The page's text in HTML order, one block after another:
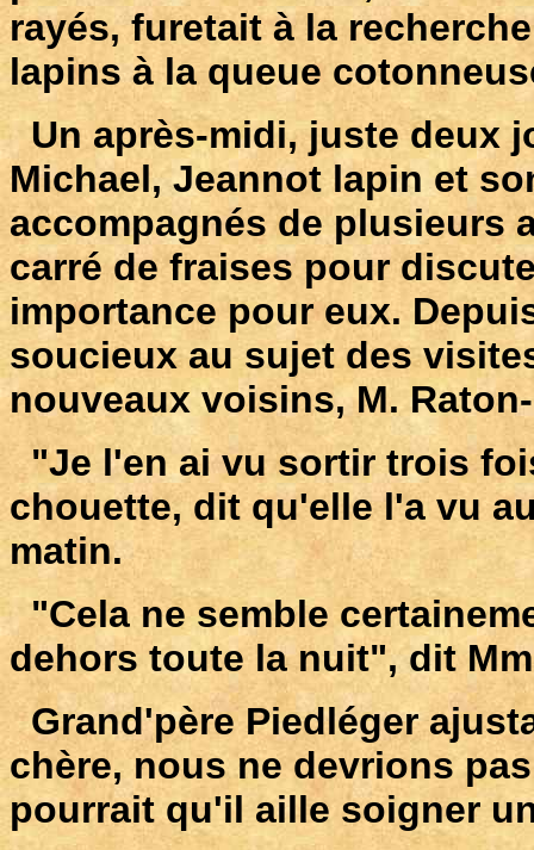
rayés, furetait à la
lapins à la queue
Un après-midi, juste deux
Michael, Jeannot lapin et
accompagnés de plusieurs
carré de fraises pour
importance pour eux.
soucieux au sujet des
nouveaux voisins, M.
"Je l'en ai vu sortir trois
chouette, dit qu'elle l'a vu
matin.
"Cela ne semble
dehors toute la nuit", dit
Grand'père Piedléger
chère, nous ne devrions
pourrait qu'il aille soigner